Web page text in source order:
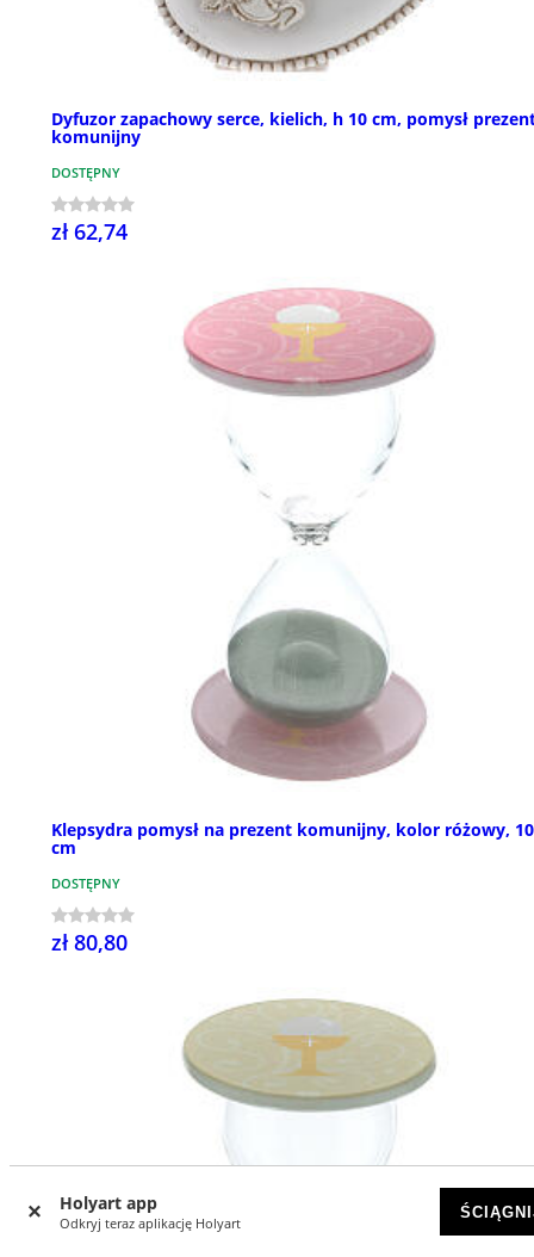
Holyart app
Odkryj teraz aplikację Holyart
Dyfuzor zapachowy serce, kielich, h 10 cm, pomysł
komunijny
DOSTĘPNY
zł 62,74
Klepsydra pomysł na prezent komunijny, kolor różowy,
cm
DOSTĘPNY
zł 80,80